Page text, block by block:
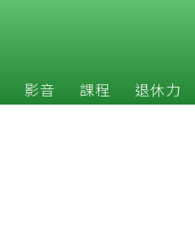
影音 課程 退休力